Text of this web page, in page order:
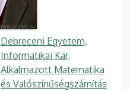
Debreceni Egyetem,
Informatikai Kar,
Alkalmazott Matematika
és Valószínűségszámítás